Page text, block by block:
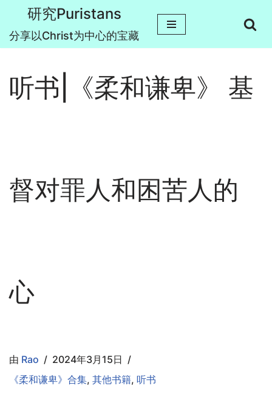
跳
正
文
研究Puristans
分享以Christ为中心的宝藏
听书|《柔和谦卑》 基
督对罪人和困苦人的
心
由 Rao
2024年3月15日
《柔和谦卑》合集, 其他书籍, 听书